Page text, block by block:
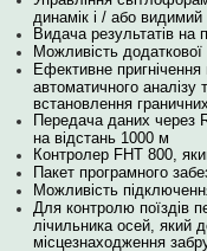
динамік і / або
Видача результатів на
Можливість
Ефективне
автоматичного аналізу
встановлення
Передача даних через
на відстань 1000 м
Контролер FHT 800,
Пакет програмного
Можливість
Для контролю поїздів
лічильника осей, який
місцезнаходження